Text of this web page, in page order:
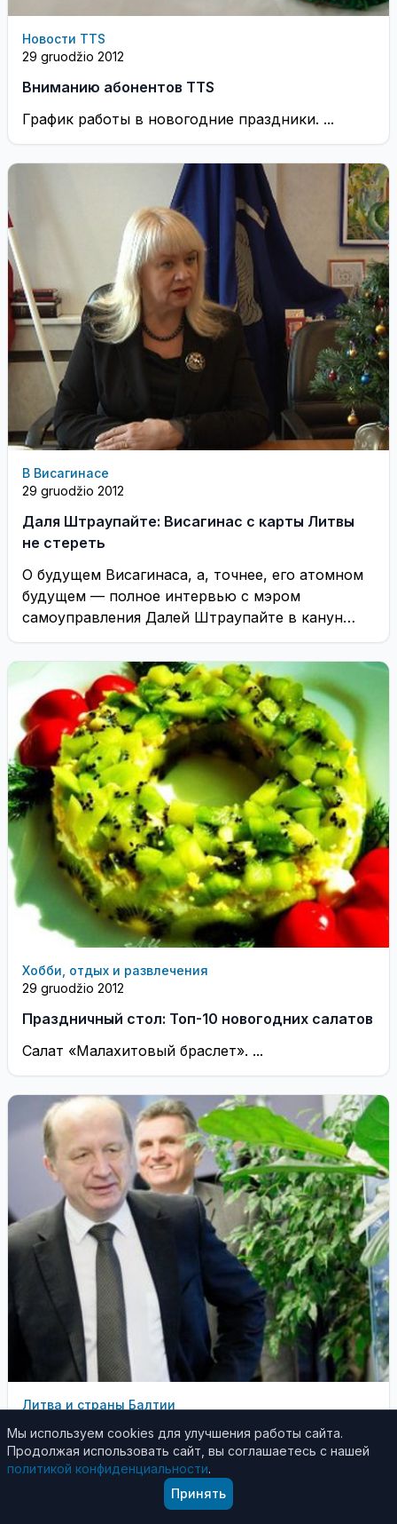
Новости TTS
29 gruodžio 2012
Вниманию абонентов TTS
График работы в новогодние праздники. ...
В Висагинасе
29 gruodžio 2012
Даля Штраупайте: Висагинас с карты Литвы
не стереть
О будущем Висагинаса, а, точнее, его атомном
будущем — полное интервью с мэром
самоуправления Далей Штраупайте в канун
рождественских и ...
Хобби, отдых и развлечения
29 gruodžio 2012
Праздничный стол: Топ-10 новогодних салатов
Салат «Малахитовый браслет». ...
Литва и страны Балтии
Кубилюс переехал в садоводческое общество
Экс-премьер Андрюс Кубилюс, освободив
государственную квартиру в Турнишкес,
Мы используем cookies для улучшения работы сайта.
Продолжая использовать сайт, вы соглашаетесь с нашей
политикой конфиденциальности.
Принять